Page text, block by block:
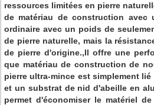
ressources limitées en pierre
de matériau de construction avec
ordinaire avec un poids de
de pierre naturelle, mais la
de pierre d'origine.,Il offre une
que matériau de construction de
pierre ultra-mince est simplement
et un substrat de nid d'abeille en
permet d'économiser le matériel